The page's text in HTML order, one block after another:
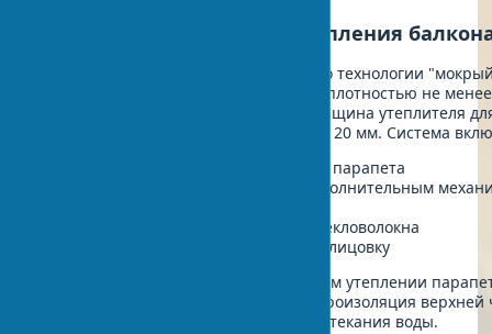
Технология наружного утепления
Наружное утепление выполняется по технологии
использованием минеральной ваты плотностью не
или пенополистирола ПСБ-С-25Ф. Толщина утеплителя
умеренного климата составляет 100-120 мм. Система
Очистку и грунтовку поверхности парапета
Монтаж утеплителя на клей с дополнительным
Армирующий слой с сеткой из стекловолокна
Декоративную штукатурку или облицовку
Следует учитывать, что при наружном утеплении
критически важна качественная гидроизоляция верхней
конструкции для предотвращения затекания воды.